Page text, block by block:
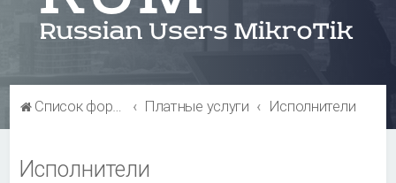
Список форумов Платные услуги Исполнители
Исполнители